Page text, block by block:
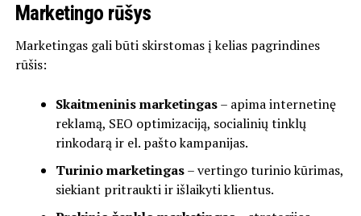
Marketingo rūšys
Marketingas gali būti skirstomas į kelias pagrindines
rūšis:
Skaitmeninis marketingas– apima internetinę
reklamą, SEO optimizaciją, socialinių tinklų
rinkodarą ir el. pašto kampanijas.
Turinio marketingas– vertingo turinio kūrimas,
siekiant pritraukti ir išlaikyti klientus.